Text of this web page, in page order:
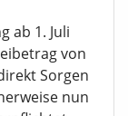
ab 1. Juli
von
Sorgen
nun